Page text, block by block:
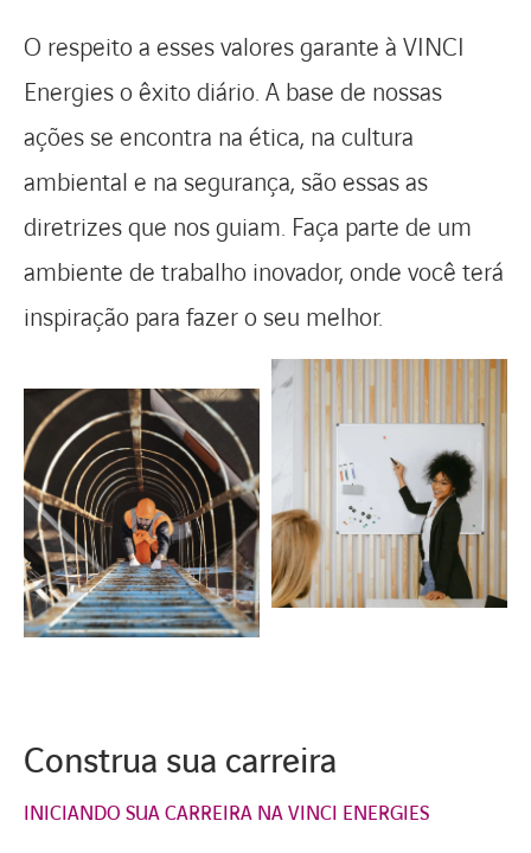
O respeito a esses valores garante à VINCI
Energies o êxito diário. A base de nossas
ações se encontra na ética, na cultura
ambiental e na segurança, são essas as
diretrizes que nos guiam. Faça parte de um
ambiente de trabalho inovador, onde você terá
inspiração para fazer o seu melhor.
Construa sua carreira
INICIANDO SUA CARREIRA NA VINCI ENERGIES